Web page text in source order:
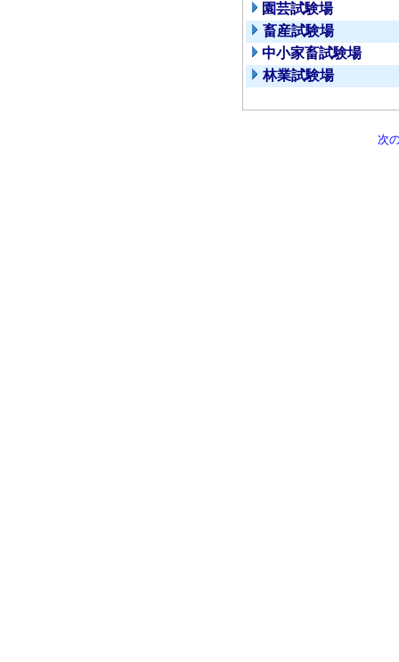
園芸試験場
畜産試験場
中小家畜試験場
林業試験場
次